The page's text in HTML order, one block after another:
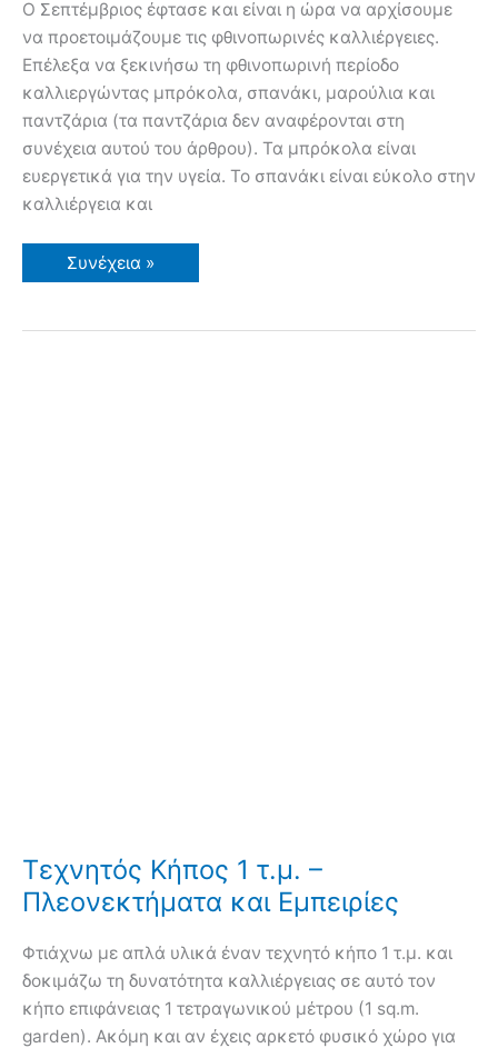
Ο Σεπτέμβριος έφτασε και είναι η ώρα να αρχίσουμε
να προετοιμάζουμε τις φθινοπωρινές καλλιέργειες.
Επέλεξα να ξεκινήσω τη φθινοπωρινή περίοδο
καλλιεργώντας μπρόκολα, σπανάκι, μαρούλια και
παντζάρια (τα παντζάρια δεν αναφέρονται στη
συνέχεια αυτού του άρθρου). Τα μπρόκολα είναι
ευεργετικά για την υγεία. Το σπανάκι είναι εύκολο στην
καλλιέργεια και
Σπέρνω
Μπρόκολα
Συνέχεια »
Τεχνητός Κήπος 1 τ.μ. –
Πλεονεκτήματα και Εμπειρίες
Φτιάχνω με απλά υλικά έναν τεχνητό κήπο 1 τ.μ. και
δοκιμάζω τη δυνατότητα καλλιέργειας σε αυτό τον
κήπο επιφάνειας 1 τετραγωνικού μέτρου (1 sq.m.
garden). Ακόμη και αν έχεις αρκετό φυσικό χώρο για